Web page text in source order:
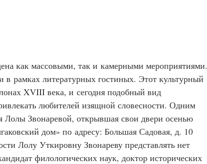
как массовыми, так и камерными мероприятиями.
рамках литературных гостиных. Этот культурный
XVIII века, и сегодня подобный вид
любителей изящной словесности. Одним
Лолы Звонаревой, открывшая свои двери осенью
дом» по адресу: Большая Садовая, д. 10
Уткировну Звонареву представлять нет
филологических наук, доктор исторических